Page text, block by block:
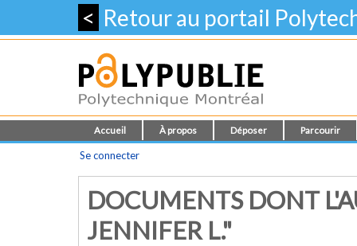
< Retour au portail
Accueil À propos Déposer Parcourir
Se connecter
DOCUMENTS DONT
JENNIFER L."